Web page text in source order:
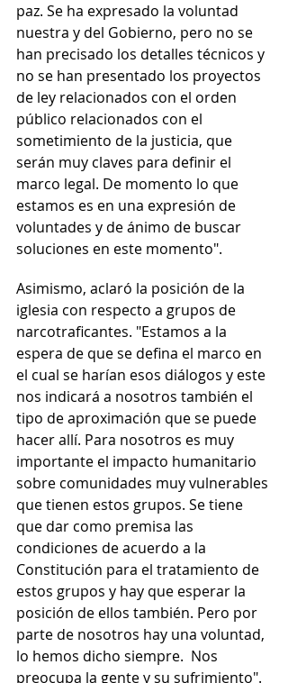
paz. Se ha expresado la voluntad
nuestra y del Gobierno, pero no se
han precisado los detalles técnicos y
no se han presentado los proyectos
de ley relacionados con el orden
público relacionados con el
sometimiento de la justicia, que
serán muy claves para definir el
marco legal. De momento lo que
estamos es en una expresión de
voluntades y de ánimo de buscar
soluciones en este momento".
Asimismo, aclaró la posición de la
iglesia con respecto a grupos de
narcotraficantes. "Estamos a la
espera de que se defina el marco en
el cual se harían esos diálogos y este
nos indicará a nosotros también el
tipo de aproximación que se puede
hacer allí. Para nosotros es muy
importante el impacto humanitario
sobre comunidades muy vulnerables
que tienen estos grupos. Se tiene
que dar como premisa las
condiciones de acuerdo a la
Constitución para el tratamiento de
estos grupos y hay que esperar la
posición de ellos también. Pero por
parte de nosotros hay una voluntad,
lo hemos dicho siempre.  Nos
preocupa la gente y su sufrimiento".